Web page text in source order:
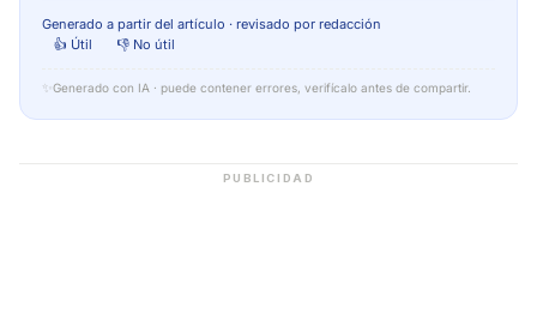
Generado a partir del artículo · revisado por redacción
👍 Útil
👎 No útil
✨ Generado con IA · puede contener errores, verifícalo antes de compartir.
PUBLICIDAD